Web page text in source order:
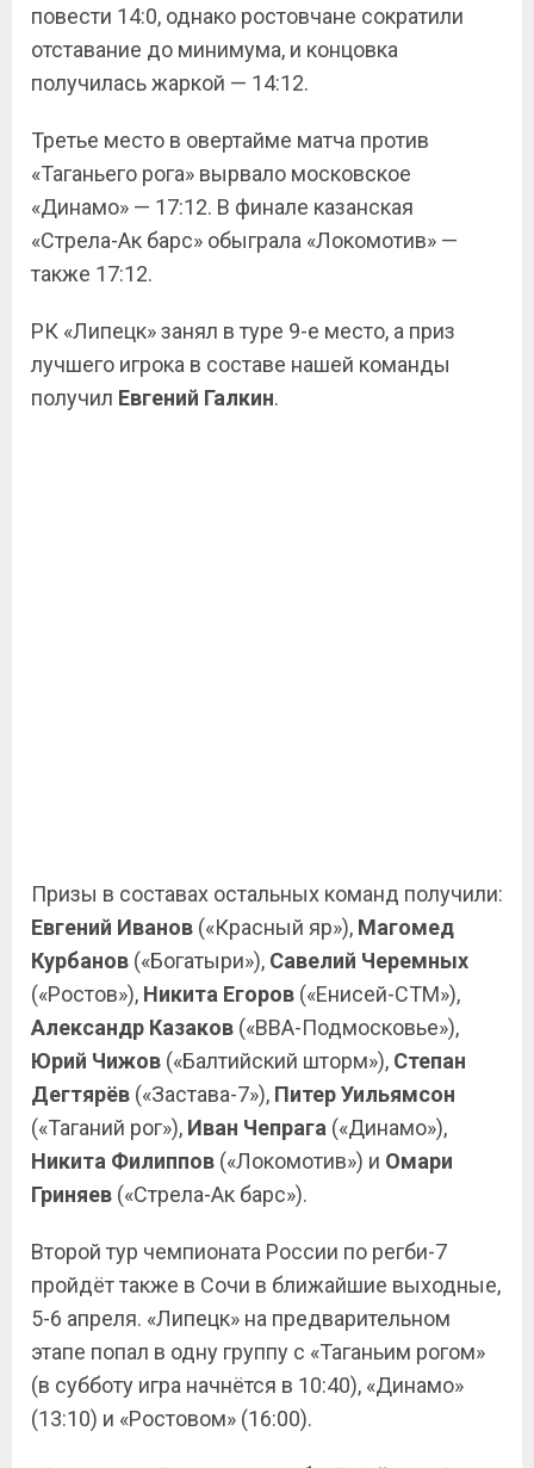
повести 14:0, однако ростовчане сократили
отставание до минимума, и концовка
получилась жаркой — 14:12.
Третье место в овертайме матча против
«Таганьего рога» вырвало московское
«Динамо» — 17:12. В финале казанская
«Стрела-Ак барс» обыграла «Локомотив» —
также 17:12.
РК «Липецк» занял в туре 9-е место, а приз
лучшего игрока в составе нашей команды
получил Евгений Галкин.
Призы в составах остальных команд получили:
Евгений Иванов («Красный яр»), Магомед
Курбанов («Богатыри»), Савелий Черемных
(«Ростов»), Никита Егоров («Енисей-СТМ»),
Александр Казаков («ВВА-Подмосковье»),
Юрий Чижов («Балтийский шторм»), Степан
Дегтярёв («Застава-7»), Питер Уильямсон
(«Таганий рог»), Иван Чепрага («Динамо»),
Никита Филиппов («Локомотив») и Омари
Гриняев («Стрела-Ак барс»).
Второй тур чемпионата России по регби-7
пройдёт также в Сочи в ближайшие выходные,
5-6 апреля. «Липецк» на предварительном
этапе попал в одну группу с «Таганьим рогом»
(в субботу игра начнётся в 10:40), «Динамо»
(13:10) и «Ростовом» (16:00).